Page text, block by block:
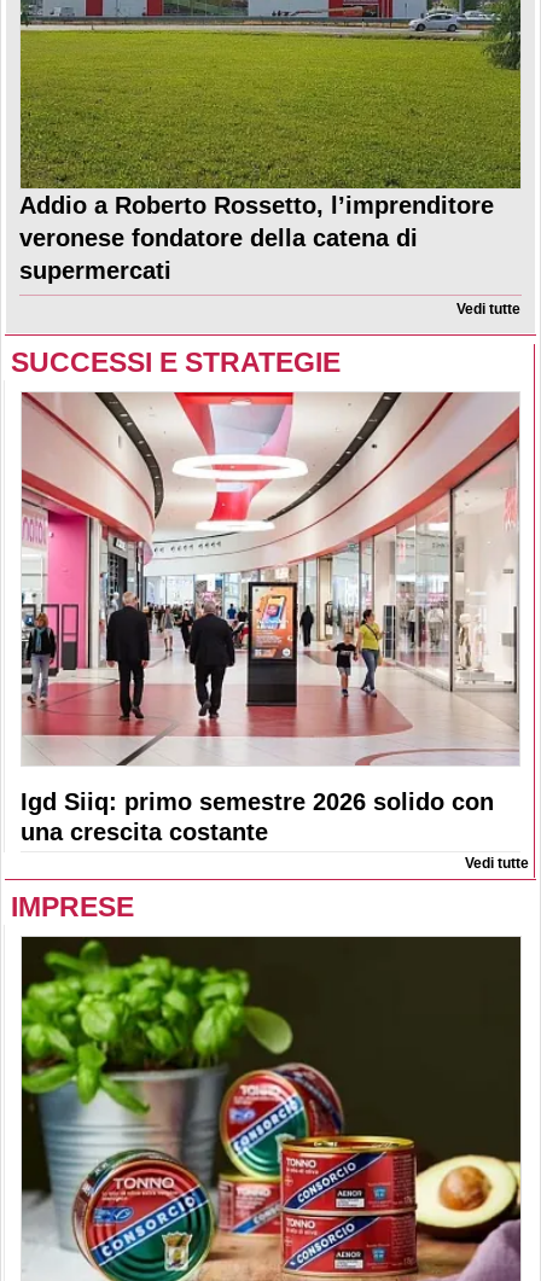
Addio a Roberto Rossetto, l’imprenditore
veronese fondatore della catena di
supermercati
Vedi tutte
SUCCESSI E STRATEGIE
Igd Siiq: primo semestre 2026 solido con
una crescita costante
Vedi tutte
IMPRESE